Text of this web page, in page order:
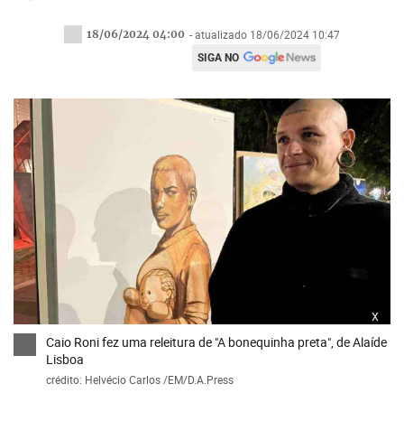
18/06/2024 04:00 - atualizado 18/06/2024 10:47
SIGA NO
x
Caio Roni fez uma releitura de "A bonequinha preta", de Alaíde
Lisboa
crédito: Helvécio Carlos /EM/D.A.Press